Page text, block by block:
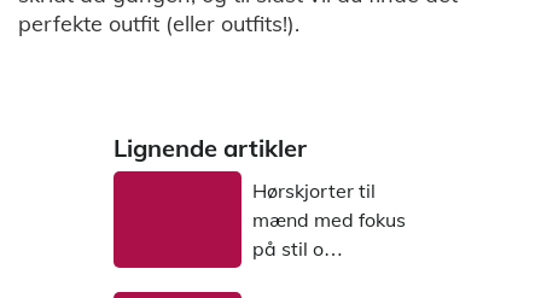
perfekte outfit (eller outfits!).
Lignende artikler
Hørskjorter til
mænd med fokus
på stil o…